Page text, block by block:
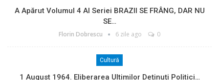
A Apărut Volumul 4 Al Seriei BRAZII SE FRÂNG, DAR NU
SE…
Florin Dobrescu 6 zile ago 0
Cultură
1 August 1964. Eliberarea Ultimilor Deținuți Politici…